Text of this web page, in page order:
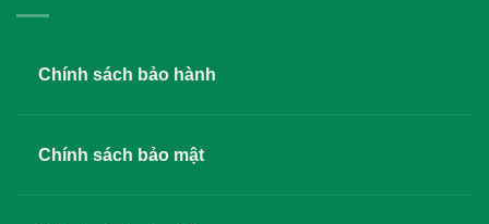
Chính sách bảo hành
Chính sách bảo mật